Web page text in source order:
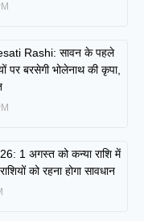
Rashi: सावन के पहले
पर बरसेगी भोलेनाथ की कृपा,
1 अगस्त को कन्या राशि में
को रहना होगा सावधान